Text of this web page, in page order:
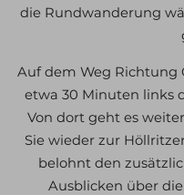
die Rundwanderung
Auf dem Weg Richtung
etwa 30 Minuten links
Von dort geht es
Sie wieder zur
belohnt den
Ausblicken über